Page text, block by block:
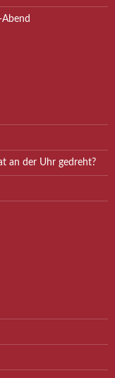
an der Uhr gedreht?